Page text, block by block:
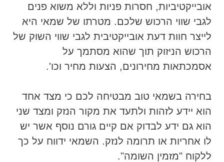
אובייקטיביות, חסרות פניות וללא משוא פנים
לגבי שווי הרכוש שלכם. מטרתו של שמאי היא
לייצר חוות דעת אובייקטיבית לגבי שווי השוק של
הרכוש הניזוק תוך שהוא מסתמך על
אסמכתאות מחירונים, הצעות מחיר וכו'.
בחירה בשמאי טוב מבטיחה לכם כי מצד אחד
הוא יידע לזהות ולתעד את מקור הנזק ומצד שני
הוא גם ידע לבדוק אם קיים גורם נוסף אשר יש
לו אחריות או תרומה לנזק. השמאי ידווח על כך
ללקוח "מזמין השומה".